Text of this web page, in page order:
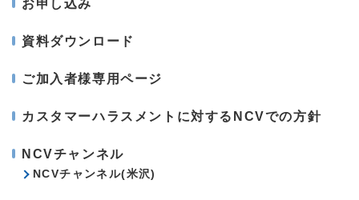
お申し込み
資料ダウンロード
ご加入者様専用ページ
カスタマーハラスメントに対するNCVでの方針
NCVチャンネル
NCVチャンネル(米沢)